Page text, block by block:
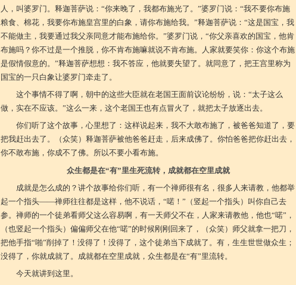
人，叫婆罗门。释迦菩萨说：“你来晚了，我都布施光了。”婆罗门说：“我不要你布施
粮食、棉花，我要你布施皇宫里的白象，请你布施给我。”释迦菩萨说：“这是国宝，我
不能做主，我要通过我父亲同意才能布施给你。”婆罗门说，“你父亲喜欢的国宝，他肯
布施吗？你不过是一个推脱，你不肯布施嘛就说不肯布施。人家就要笑你：你这个布施
是假情假意的。”释迦菩萨想想：我不答应，他就要失望了。就同意了，把王宫里称为
国宝的一只白象让婆罗门牵走了。
这个事情不得了啊，朝中的这些大臣就在老国王面前议论纷纷，说：“太子这么
做，实在不应该。”这么一来，这个老国王也有点冒火了，就把太子放逐出去。
你们听了这个故事，心里想了：这样说起来，我不大敢布施了，被爸爸知道了，要
把我赶出去了。（众笑）释迦菩萨被他爸爸赶走，后来成佛了。你怕爸爸把你赶出去，
你不敢布施，你成不了佛。所以不要小看布施。
众生都是在“有”里生死流转，成就都在空里成就
成就是怎么成的？讲个故事给你们听，有一个禅师很有名，很多人来请教，他都举
起一个指头——禅师往往都是这样，他不说话，“喏！”（竖起一个指头）叫你自己去
参。禅师的一个徒弟看师父这么容易啊，有一天师父不在，人家来请教他，他也“喏”，
（也竖起一个指头）偏偏师父在他“喏”的时候刚刚回来了，（众笑）师父就拿一把刀，
把他手指“啪”削掉了！没得了！没得了，这个徒弟当下成就了。有，生生世世做众生；
没得了，你就成就了。成就都在空里成就，众生都是在“有”里流转。
今天就讲到这里。